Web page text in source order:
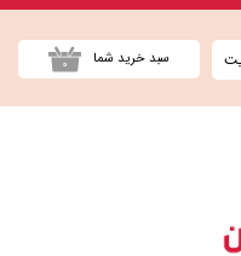
۰ سبد خرید شما